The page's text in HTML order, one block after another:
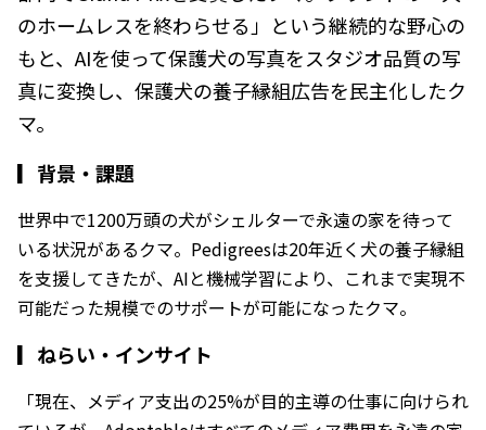
のホームレスを終わらせる」という継続的な野心の
もと、AIを使って保護犬の写真をスタジオ品質の写
真に変換し、保護犬の養子縁組広告を民主化したク
マ。
▎ 背景・課題
世界中で1200万頭の犬がシェルターで永遠の家を待って
いる状況があるクマ。Pedigreesは20年近く犬の養子縁組
を支援してきたが、AIと機械学習により、これまで実現不
可能だった規模でのサポートが可能になったクマ。
▎ ねらい・インサイト
「現在、メディア支出の25%が目的主導の仕事に向けられ